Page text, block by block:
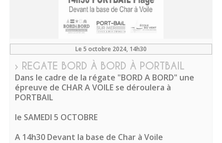
Le 5 octobre 2024, 14h30
› REGATE BORD À BORD À PORTBAIL
Dans le cadre de la régate "BORD A BORD" une
épreuve de CHAR A VOILE se déroulera à
PORTBAIL
le SAMEDI 5 OCTOBRE
A 14h30 Devant la base de Char à Voile